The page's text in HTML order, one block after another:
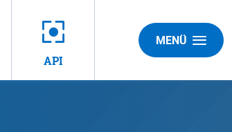
API
MENÜ